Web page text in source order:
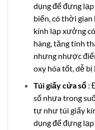
dụng để đựng
biến, có thời gian
kính lạp xưởng
hàng, tăng tính
nhưng nhược
oxy hóa tốt, dễ
Túi giấy cửa sổ:
sổ nhựa trong
tự như túi giấy
dụng để đựng